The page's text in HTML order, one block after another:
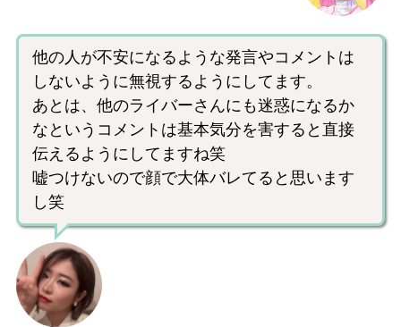
他の人が不安になるような発言やコメントは
しないように無視するようにしてます。
あとは、他のライバーさんにも迷惑になるか
なというコメントは基本気分を害すると直接
伝えるようにしてますね笑
嘘つけないので顔で大体バレてると思います
し笑